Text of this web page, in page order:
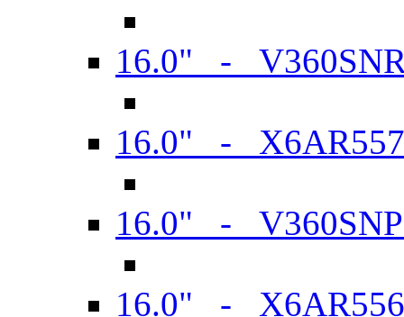
16.0" -
16.0" -
16.0" -
16.0" -